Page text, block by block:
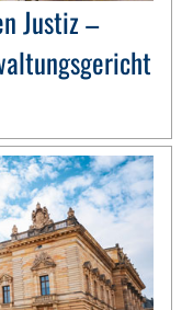
Justiz –